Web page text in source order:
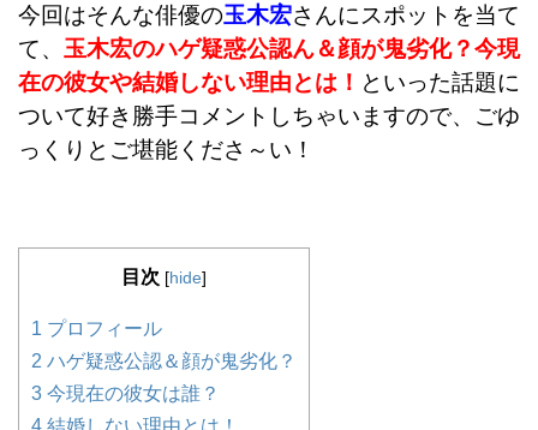
今回はそんな俳優の玉木宏さんにスポットを当て
て、 玉木宏のハゲ疑惑公認ん＆顔が鬼劣化？今現
在の彼女や結婚しない理由とは！ といった話題に
ついて好き勝手コメントしちゃいますので、ごゆ
っくりとご堪能くださ～い！
目次 [hide]
1 プロフィール
2 ハゲ疑惑公認＆顔が鬼劣化？
3 今現在の彼女は誰？
4 結婚しない理由とは！